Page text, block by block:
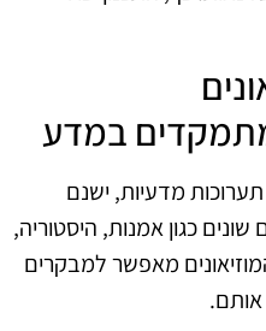
במדע
מדעיות, ישנם
כגון אמנות, היסטוריה,
מאפשר למבקרים
אותם.